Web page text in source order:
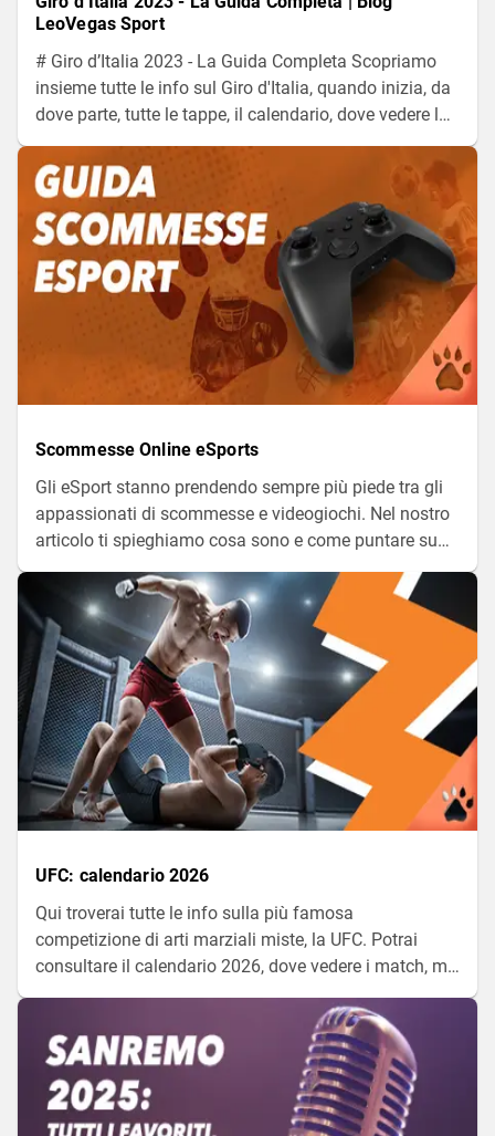
LeoVegas Sport
# Giro d’Italia 2023 - La Guida Completa Scopriamo
insieme tutte le info sul Giro d'Italia, quando inizia, da
dove parte, tutte le tappe, il calendario, dove vedere la
competizione. Senza dimenticare tutti i corridori e le
maglie.
Scommesse Online eSports
Gli eSport stanno prendendo sempre più piede tra gli
appassionati di scommesse e videogiochi. Nel nostro
articolo ti spieghiamo cosa sono e come puntare su
questa entusiasmante categoria.
UFC: calendario 2026
Qui troverai tutte le info sulla più famosa
competizione di arti marziali miste, la UFC. Potrai
consultare il calendario 2026, dove vedere i match, ma
anche tante curiosita su questa favolosa